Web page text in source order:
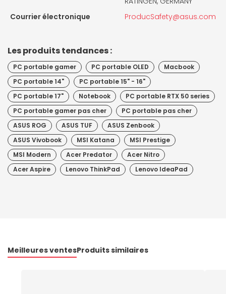
Courrier électronique
ProducSafety@asus.com
Les produits tendances :
PC portable gamer PC portable OLED
Macbook
PC portable 14"
PC portable 15" - 16"
PC portable 17"
Notebook
PC portable RTX 50 series
PC portable gamer pas cher
PC portable pas cher
ASUS ROG
ASUS TUF
ASUS Zenbook
ASUS Vivobook
MSI Katana
MSI Prestige
MSI Modern
Acer Predator
Acer Nitro
Acer Aspire
Lenovo ThinkPad Lenovo IdeaPad
Meilleures ventesProduits similaires